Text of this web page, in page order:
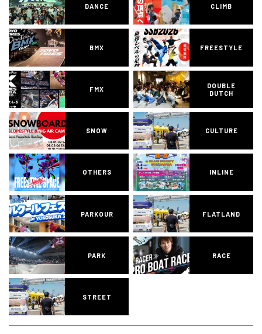
DANCE CLIMB
BMX FREESTYLE
FMX
DOUBLE
DUTCH
SNOW CULTURE
OTHERS INLINE
PARKOUR FLATLAND
PARK RACE
STREET